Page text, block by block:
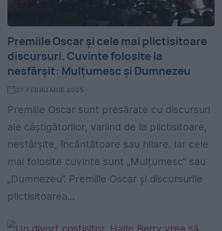
Premiile Oscar și cele mai plictisitoare
discursuri. Cuvinte folosite la
nesfârșit: Mulțumesc și Dumnezeu
27 FEBRUARIE 2025
Premiile Oscar sunt presărate cu discursuri
ale câștigătorilor, variind de la plictisitoare,
nesfârșite, încântătoare sau hilare. Iar cele
mai folosite cuvinte sunt „Mulțumesc” sau
„Dumnezeu”. Premiile Oscar și discursurile
plictisitoarea...